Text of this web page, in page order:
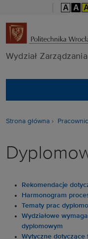
A A
Wydział Zarządzania
Strona główna
Rekomendacje
Harmonogram
Tematy prac
Wydziałowe
dyplomowym
Wytyczne dotyczące